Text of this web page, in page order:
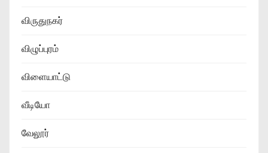
விருதுநகர்
விழுப்புரம்
விளையாட்டு
வீடியோ
வேலூர்